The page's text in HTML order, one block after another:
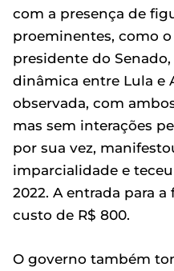
com a presença de
proeminentes, como
presidente do
dinâmica entre Lula e
observada, com
mas sem interações
por sua vez,
imparcialidade e
2022. A entrada para
custo de R$ 800.
O governo também